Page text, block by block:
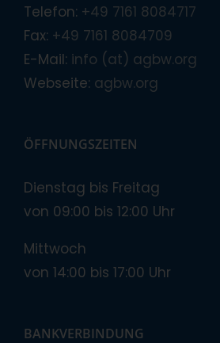
Telefon: +49 7161 8084717
Fax: +49 7161 8084709
E-Mail: info (at) agbw.org
Webseite: agbw.org
ÖFFNUNGSZEITEN
Dienstag bis Freitag
von 09:00 bis 12:00 Uhr
Mittwoch
von 14:00 bis 17:00 Uhr
BANKVERBINDUNG